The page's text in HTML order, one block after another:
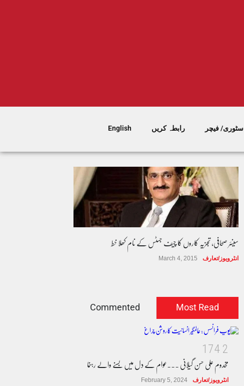
سٹوری/ فیچر رابطہ کریں English
سینئر صحافی، تجزیہ کاروں کا چیف جسٹس کے نام کھلا خط
انٹرویوز/تعارف March 4, 2015
Most Read
Commented
2
4
7
1
مخدوم علی حسن گیلانی ۔۔۔عوام کے دل میں بسنے والے رہنما
انٹرویوز/تعارف February 5, 2024